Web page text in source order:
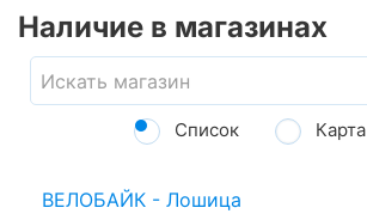
Наличие в магазинах
Список Карта
ВЕЛОБАЙК - Лошица